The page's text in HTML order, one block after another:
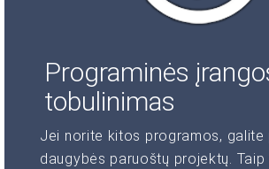
Programinės
tobulinimas
Jei norite kitos programos, galite
daugybės paruoštų projektų. Taip